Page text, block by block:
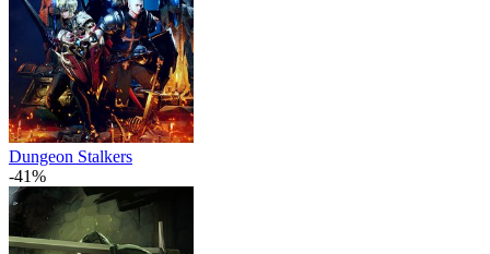
Dungeon Stalkers
-41%